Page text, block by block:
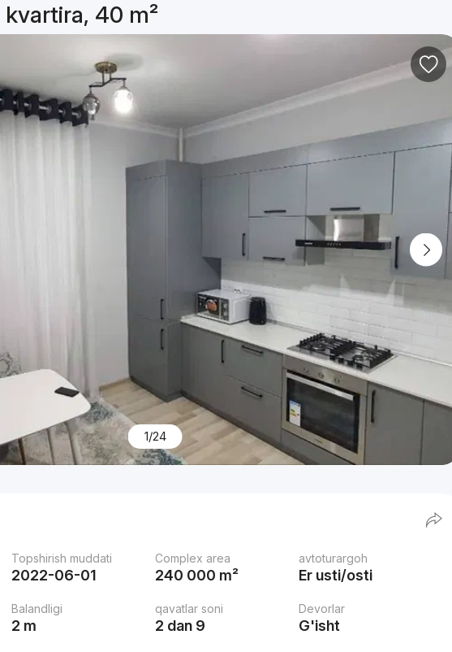
40 m²
1/24
Topshirish muddati
2022-06-01
Complex area
240 000 m²
avtoturargoh
Er usti/osti
Balandligi
2 m
qavatlar soni
2 dan 9
Devorlar
G'isht